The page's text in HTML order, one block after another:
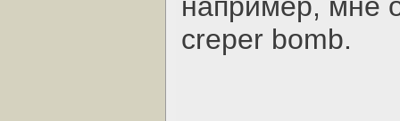
creper bomb.